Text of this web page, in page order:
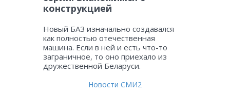
конструкцией
Новый БАЗ изначально создавался
как полностью отечественная
машина. Если в ней и есть что-то
заграничное, то оно приехало из
дружественной Беларуси.
Новости СМИ2